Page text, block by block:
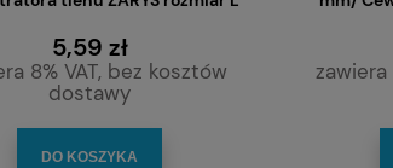
5,59 zł
8% VAT, bez kosztów
dostawy
DO KOSZYKA
zawiera